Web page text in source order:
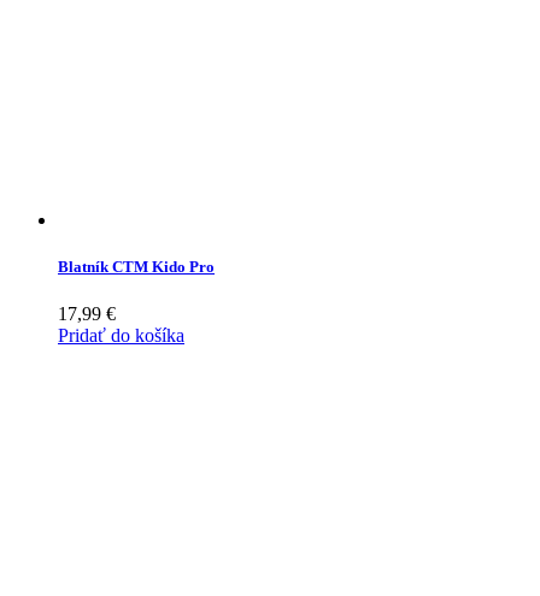
Blatník CTM Kido Pro
17,99 €
Pridať do košíka